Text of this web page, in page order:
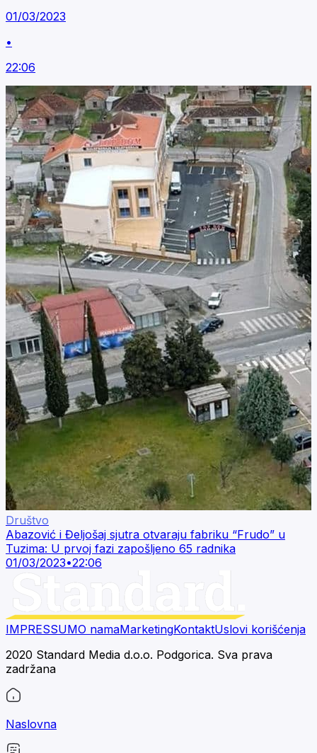
01/03/2023
•
22:06
Društvo
Abazović i Đeljošaj sjutra otvaraju fabriku “Frudo” u
Tuzima: U prvoj fazi zapošljeno 65 radnika
01/03/2023•22:06
IMPRESSUMO namaMarketingKontaktUslovi korišćenja
2020 Standard Media d.o.o. Podgorica. Sva prava
zadržana
Naslovna